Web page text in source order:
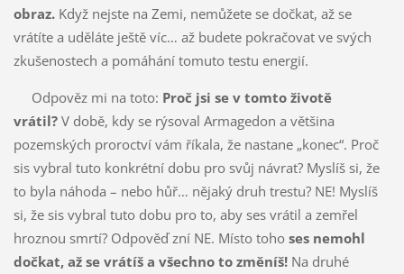
obraz.Když nejste na Zemi, nemůžete se dočkat, až se
vrátíte a uděláte ještě víc… až budete pokračovat ve svých
zkušenostech a pomáhání tomuto testu energií.
Odpověz mi na toto: Proč jsi se v tomto životě
vrátil?V době, kdy se rýsoval Armagedon a většina
pozemských proroctví vám říkala, že nastane „konec“. Proč
sis vybral tuto konkrétní dobu pro svůj návrat? Myslíš si, že
to byla náhoda – nebo hůř… nějaký druh trestu? NE! Myslíš
si, že sis vybral tuto dobu pro to, aby ses vrátil a zemřel
hroznou smrtí? Odpověď zní NE. Místo toho ses nemohl
dočkat, až se vrátíš a všechno to změníš!Na druhé